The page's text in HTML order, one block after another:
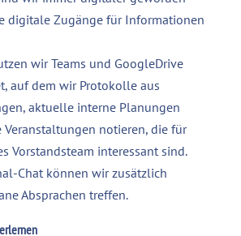
digitale Zugänge für Informationen
wir Teams und GoogleDrive
auf dem wir Protokolle aus
aktuelle interne Planungen
notieren, die für
Vorstandsteam interessant sind.
Chat können wir zusätzlich
Absprachen treffen.